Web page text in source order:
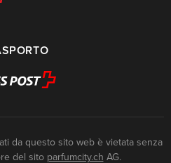
da questo sito web è vietata senza
del sito parfumcity.ch AG.